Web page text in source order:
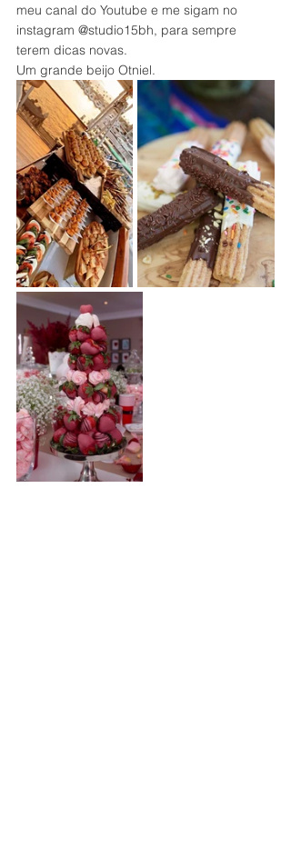
meu canal do Youtube e me sigam no
instagram @studio15bh, para sempre
terem dicas novas.
Um grande beijo Otniel.